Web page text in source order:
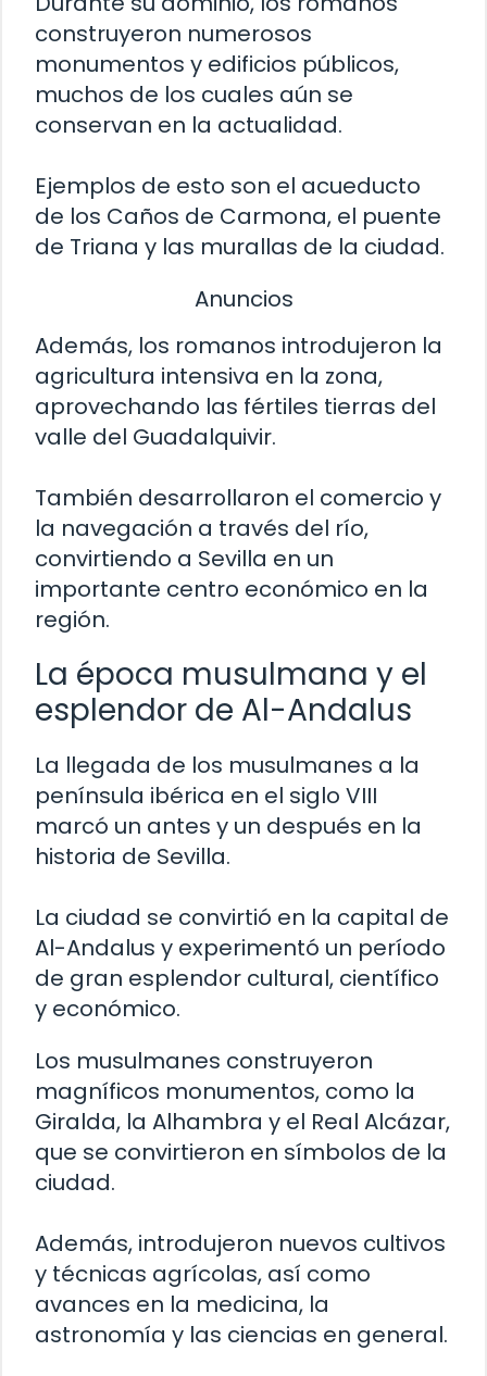
construyeron numerosos
monumentos y edificios públicos,
muchos de los cuales aún se
conservan en la actualidad.
Ejemplos de esto son el acueducto
de los Caños de Carmona, el puente
de Triana y las murallas de la ciudad.
Anuncios
Además, los romanos introdujeron la
agricultura intensiva en la zona,
aprovechando las fértiles tierras del
valle del Guadalquivir.
También desarrollaron el comercio y
la navegación a través del río,
convirtiendo a Sevilla en un
importante centro económico en la
región.
La época musulmana y el
esplendor de Al-Andalus
La llegada de los musulmanes a la
península ibérica en el siglo VIII
marcó un antes y un después en la
historia de Sevilla.
La ciudad se convirtió en la capital de
Al-Andalus y experimentó un período
de gran esplendor cultural, científico
y económico.
Los musulmanes construyeron
magníficos monumentos, como la
Giralda, la Alhambra y el Real Alcázar,
que se convirtieron en símbolos de la
ciudad.
Además, introdujeron nuevos cultivos
y técnicas agrícolas, así como
avances en la medicina, la
astronomía y las ciencias en general.